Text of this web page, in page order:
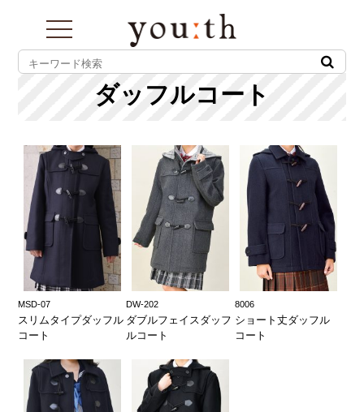
toggle
navigation
ダッフルコート
MSD-07
スリムタイプダッフル
コート
DW-202
ダブルフェイスダッフ
ルコート
8006
ショート丈ダッフル
コート